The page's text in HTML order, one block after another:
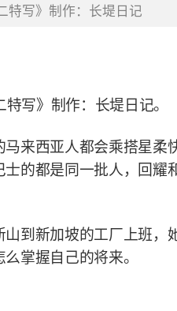
特写》制作：长堤日记
写》制作：长堤日记。
来西亚人都会乘搭星柔
的都是同一批人，回
到新加坡的工厂上班
掌握自己的将来。